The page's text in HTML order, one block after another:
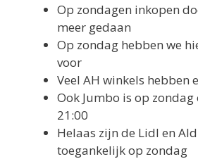
Op zondagen inkopen
meer gedaan
Op zondag hebben we
voor
Veel AH winkels hebben
Ook Jumbo is op
21:00
Helaas zijn de Lidl en
toegankelijk op zondag